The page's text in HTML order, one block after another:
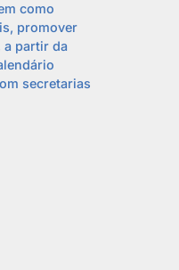
como
promover
partir da
secretarias